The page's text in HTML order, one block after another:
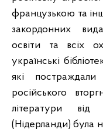
французькою та
закордонних
освіти та всіх
українські
які постраждали
російського
літератури
(Нідерланди) була